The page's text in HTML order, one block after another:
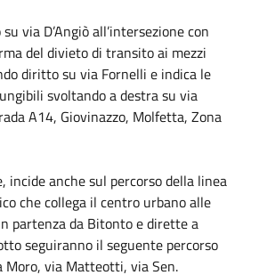
via D’Angiò all’intersezione con
del divieto di transito ai mezzi
diritto su via Fornelli e indica le
svoltando a destra su via
A14, Giovinazzo, Molfetta, Zona
incide anche sul percorso della linea
che collega il centro urbano alle
partenza da Bitonto e dirette a
seguiranno il seguente percorso
Moro, via Matteotti, via Sen.